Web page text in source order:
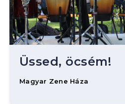
Üssed, öcsém!
Magyar Zene Háza